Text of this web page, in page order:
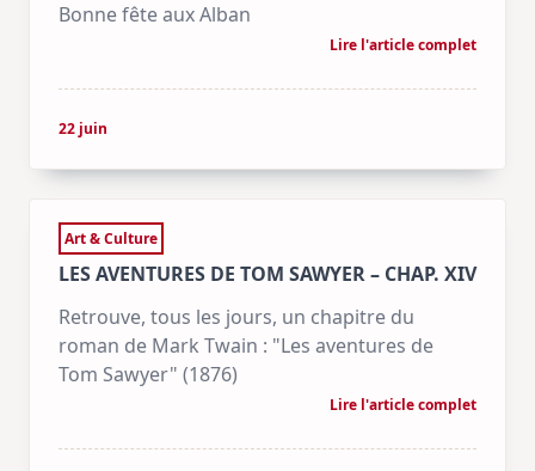
Bonne fête aux Alban
Lire l'article complet
22 juin
Art & Culture
LES AVENTURES DE TOM SAWYER – CHAP. XIV
Retrouve, tous les jours, un chapitre du
roman de Mark Twain : "Les aventures de
Tom Sawyer" (1876)
Lire l'article complet